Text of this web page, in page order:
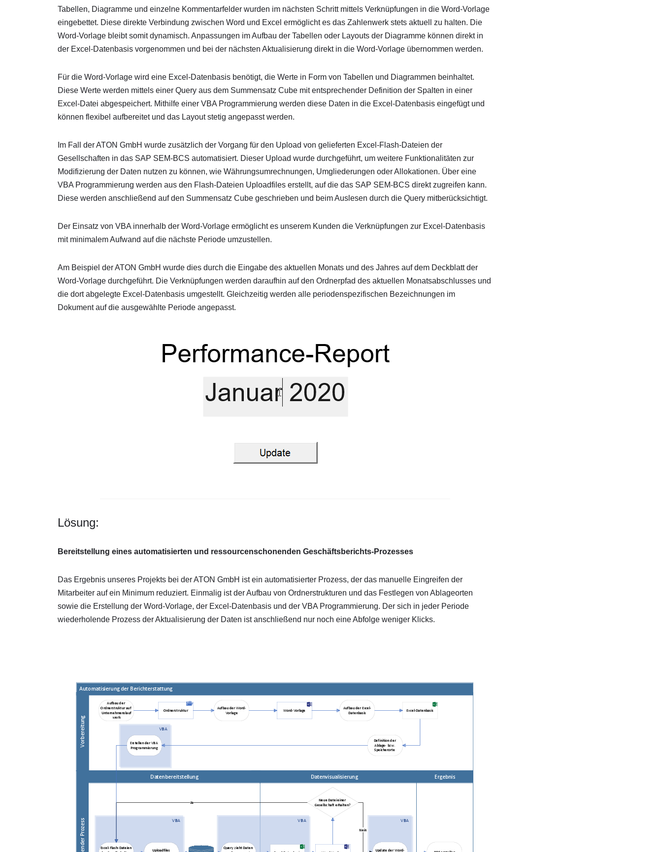
Tabellen, Diagramme und einzelne Kommentarfelder wurden im nächsten Schritt mittels Verknüpfungen in die Word-Vorlage
eingebettet. Diese direkte Verbindung zwischen Word und Excel ermöglicht es das Zahlenwerk stets aktuell zu halten. Die
Word-Vorlage bleibt somit dynamisch. Anpassungen im Aufbau der Tabellen oder Layouts der Diagramme können direkt in
der Excel-Datenbasis vorgenommen und bei der nächsten Aktualisierung direkt in die Word-Vorlage übernommen werden.
Für die Word-Vorlage wird eine Excel-Datenbasis benötigt, die Werte in Form von Tabellen und Diagrammen beinhaltet.
Diese Werte werden mittels einer Query aus dem Summensatz Cube mit entsprechender Definition der Spalten in einer
Excel-Datei abgespeichert. Mithilfe einer VBA Programmierung werden diese Daten in die Excel-Datenbasis eingefügt und
können flexibel aufbereitet und das Layout stetig angepasst werden.
Im Fall der ATON GmbH wurde zusätzlich der Vorgang für den Upload von gelieferten Excel-Flash-Dateien der
Gesellschaften in das SAP SEM-BCS automatisiert. Dieser Upload wurde durchgeführt, um weitere Funktionalitäten zur
Modifizierung der Daten nutzen zu können, wie Währungsumrechnungen, Umgliederungen oder Allokationen. Über eine
VBA Programmierung werden aus den Flash-Dateien Uploadfiles erstellt, auf die das SAP SEM-BCS direkt zugreifen kann.
Diese werden anschließend auf den Summensatz Cube geschrieben und beim Auslesen durch die Query mitberücksichtigt.
Der Einsatz von VBA innerhalb der Word-Vorlage ermöglicht es unserem Kunden die Verknüpfungen zur Excel-Datenbasis
mit minimalem Aufwand auf die nächste Periode umzustellen.
Am Beispiel der ATON GmbH wurde dies durch die Eingabe des aktuellen Monats und des Jahres auf dem Deckblatt der
Word-Vorlage durchgeführt. Die Verknüpfungen werden daraufhin auf den Ordnerpfad des aktuellen Monatsabschlusses und
die dort abgelegte Excel-Datenbasis umgestellt. Gleichzeitig werden alle periodenspezifischen Bezeichnungen im
Dokument auf die ausgewählte Periode angepasst.
Lösung:
Bereitstellung eines automatisierten und ressourcenschonenden Geschäftsberichts-Prozesses
Das Ergebnis unseres Projekts bei der ATON GmbH ist ein automatisierter Prozess, der das manuelle Eingreifen der
Mitarbeiter auf ein Minimum reduziert. Einmalig ist der Aufbau von Ordnerstrukturen und das Festlegen von Ablageorten
sowie die Erstellung der Word-Vorlage, der Excel-Datenbasis und der VBA Programmierung. Der sich in jeder Periode
wiederholende Prozess der Aktualisierung der Daten ist anschließend nur noch eine Abfolge weniger Klicks.